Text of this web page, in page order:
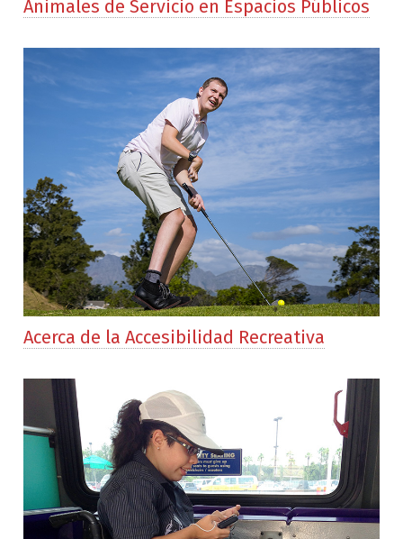
Animales de Servicio en Espacios Públicos
Acerca de la Accesibilidad Recreativa